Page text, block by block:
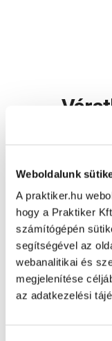
Weboldalunk
A praktiker.hu
hogy a Praktiker
számítógépén
segítségével az
webanalitikai és
megjelenítése
az adatkezelési